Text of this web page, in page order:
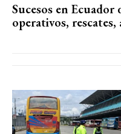
Sucesos en
operativos,